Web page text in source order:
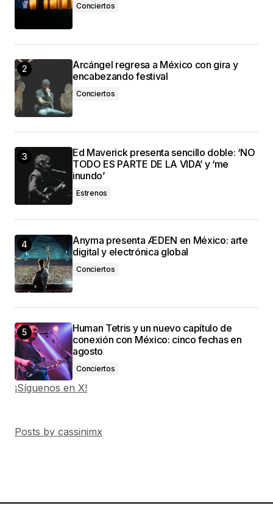
Conciertos
Arcángel regresa a México con gira y
encabezando festival
Conciertos
Ed Maverick presenta sencillo doble: ‘NO
TODO ES PARTE DE LA VIDA’ y ‘me
inundo’
Estrenos
Anyma presenta ÆDEN en México: arte
digital y electrónica global
Conciertos
Human Tetris y un nuevo capítulo de
conexión con México: cinco fechas en
agosto
Conciertos
¡Síguenos en X!
Posts by cassinimx